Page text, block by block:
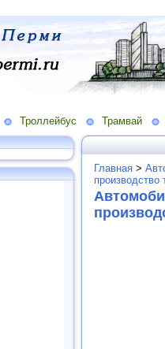
Троллейбус Трамвай
Главная >
производство